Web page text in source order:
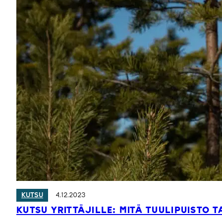
KUTSU 4.12.2023
KUTSU YRITTÄJILLE: MITÄ TUULIPUISTO